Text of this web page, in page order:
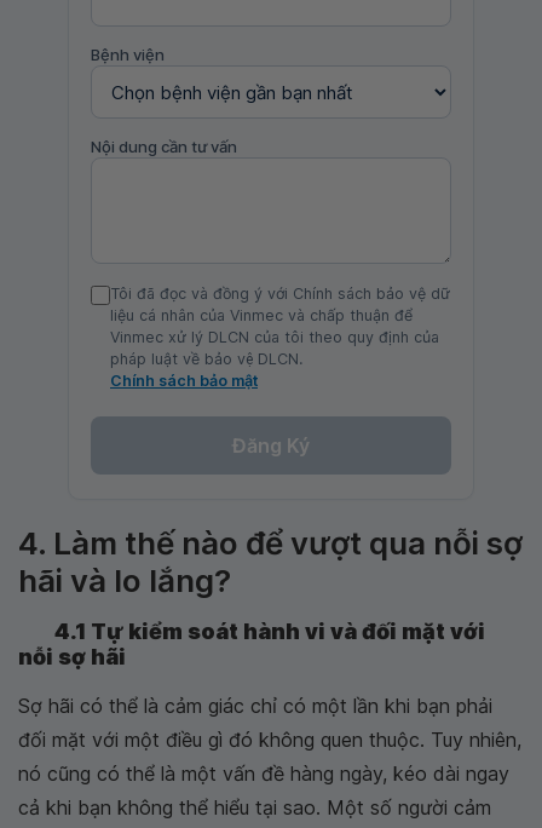
Bệnh viện
Nội dung cần tư vấn
Tôi đã đọc và đồng ý với Chính sách bảo vệ dữ
liệu cá nhân của Vinmec và chấp thuận để
Vinmec xử lý DLCN của tôi theo quy định của
pháp luật về bảo vệ DLCN.
Chính sách bảo mật
Đăng Ký
4. Làm thế nào để vượt qua nỗi sợ
hãi và lo lắng?
4.1 Tự kiểm soát hành vi và đối mặt với
nỗi sợ hãi
Sợ hãi có thể là cảm giác chỉ có một lần khi bạn phải
đối mặt với một điều gì đó không quen thuộc. Tuy nhiên,
nó cũng có thể là một vấn đề hàng ngày, kéo dài ngay
cả khi bạn không thể hiểu tại sao. Một số người cảm